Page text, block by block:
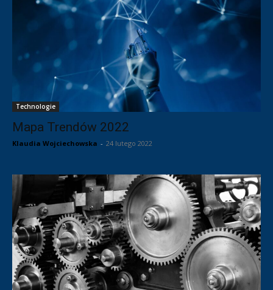
Technologie
Mapa Trendów 2022
Klaudia Wojciechowska - 24 lutego 2022